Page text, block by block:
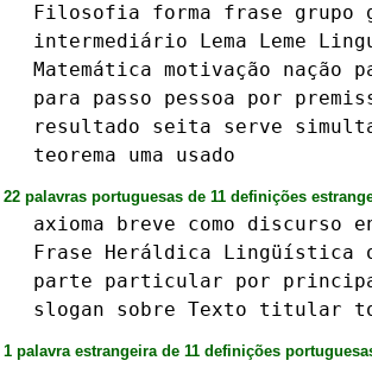
Filosofia
forma frase grupo
intermediário
Lema Leme
Matemática motivação nação
para
passo pessoa por
resultado
seita serve
teorema
uma usado
22 palavras portuguesas de 11 definições
axioma breve como discurso
Frase
Heráldica Lingüística
parte
particular por
slogan
sobre Texto titular
1 palavra estrangeira de 11 definições